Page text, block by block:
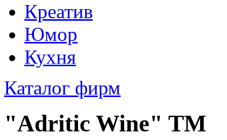
Креатив
Юмор
Кухня
Каталог фирм
"Adritic Wine" TM